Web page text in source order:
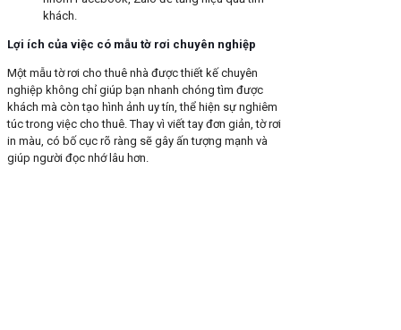
khách.
Lợi ích của việc có mẫu tờ rơi chuyên nghiệp
Một mẫu tờ rơi cho thuê nhà được thiết kế chuyên
nghiệp không chỉ giúp bạn nhanh chóng tìm được
khách mà còn tạo hình ảnh uy tín, thể hiện sự nghiêm
túc trong việc cho thuê. Thay vì viết tay đơn giản, tờ rơi
in màu, có bố cục rõ ràng sẽ gây ấn tượng mạnh và
giúp người đọc nhớ lâu hơn.